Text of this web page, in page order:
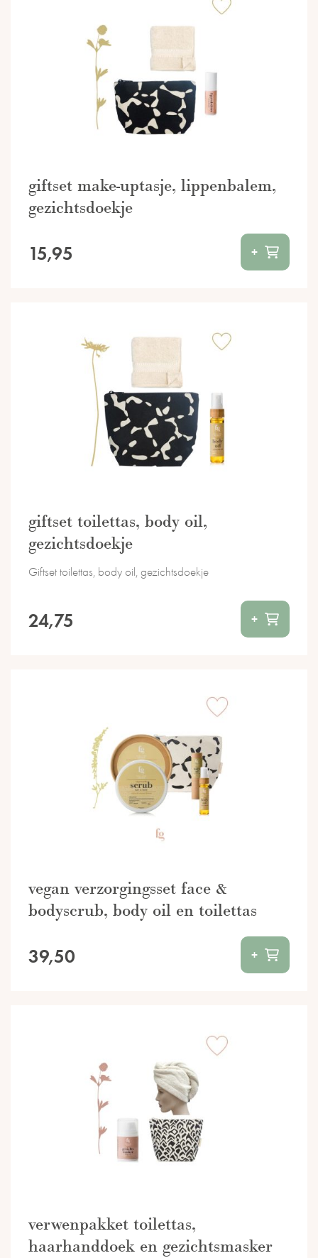
giftset make-uptasje, lippenbalem,
gezichtsdoekje
15,95 +
giftset toilettas, body oil,
gezichtsdoekje
24,75 +
Giftset toilettas, body oil, gezichtsdoekje
vegan verzorgingsset face &
bodyscrub, body oil en toilettas
39,50 +
verwenpakket toilettas,
haarhanddoek en gezichtsmasker